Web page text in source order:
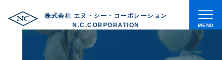
株式会社 エヌ・シー・コーポレーション
N.C.CORPORATION
メ
ニ